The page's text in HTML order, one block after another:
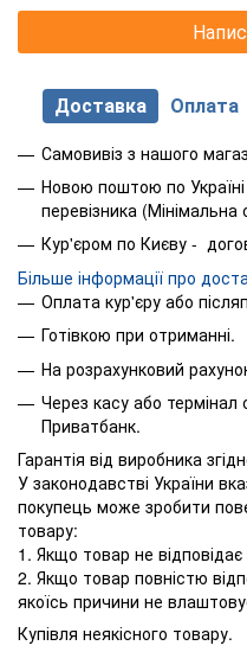
Доставка Оплата
Самовивіз з нашого
Новою поштою по
перевізника
Кур'єром по Києву -
Більше інформації про
Оплата кур'єру або
Готівкою при отриманні.
На розрахунковий
Через касу або термінал
Приватбанк.
Гарантія від виробника
У законодавстві України
покупець може зробити
товару:
1. Якщо товар не
2. Якщо товар повністю
якоїсь причини не
Купівля неякісного товару.